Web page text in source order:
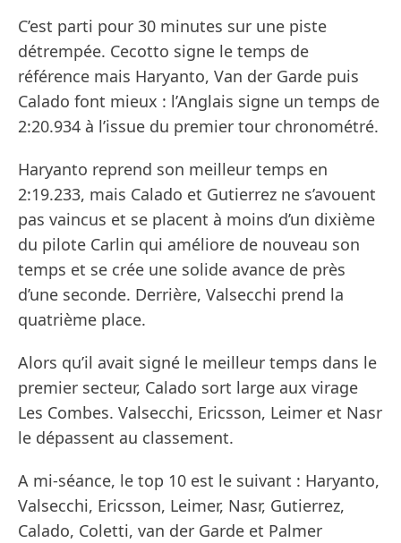
C’est parti pour 30 minutes sur une piste
détrempée. Cecotto signe le temps de
référence mais Haryanto, Van der Garde puis
Calado font mieux : l’Anglais signe un temps de
2:20.934 à l’issue du premier tour chronométré.
Haryanto reprend son meilleur temps en
2:19.233, mais Calado et Gutierrez ne s’avouent
pas vaincus et se placent à moins d’un dixième
du pilote Carlin qui améliore de nouveau son
temps et se crée une solide avance de près
d’une seconde. Derrière, Valsecchi prend la
quatrième place.
Alors qu’il avait signé le meilleur temps dans le
premier secteur, Calado sort large aux virage
Les Combes. Valsecchi, Ericsson, Leimer et Nasr
le dépassent au classement.
A mi-séance, le top 10 est le suivant : Haryanto,
Valsecchi, Ericsson, Leimer, Nasr, Gutierrez,
Calado, Coletti, van der Garde et Palmer